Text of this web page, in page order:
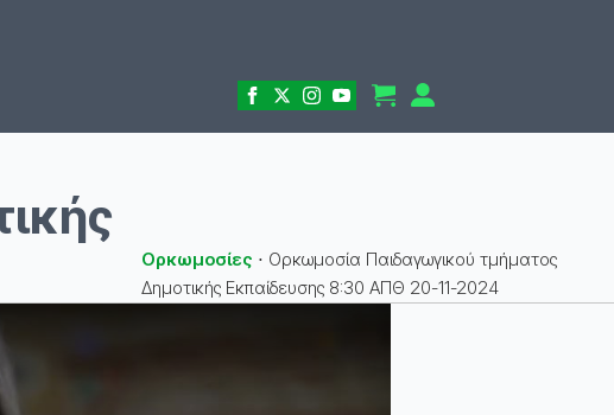
Ορκωμοσίες ⋅ Ορκωμοσία Παιδαγωγικού τμήματος
Δημοτικής Εκπαίδευσης 8:30 ΑΠΘ 20-11-2024